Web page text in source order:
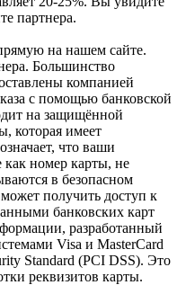
партнера.
на нашем сайте.
Большинство
компанией
с помощью банковской
на защищённой
которая имеет
что ваши
номер карты, не
в безопасном
получить доступ к
банковских карт
разработанный
Visa и MasterCard
Standard (PCI DSS). Это
реквизитов карты.